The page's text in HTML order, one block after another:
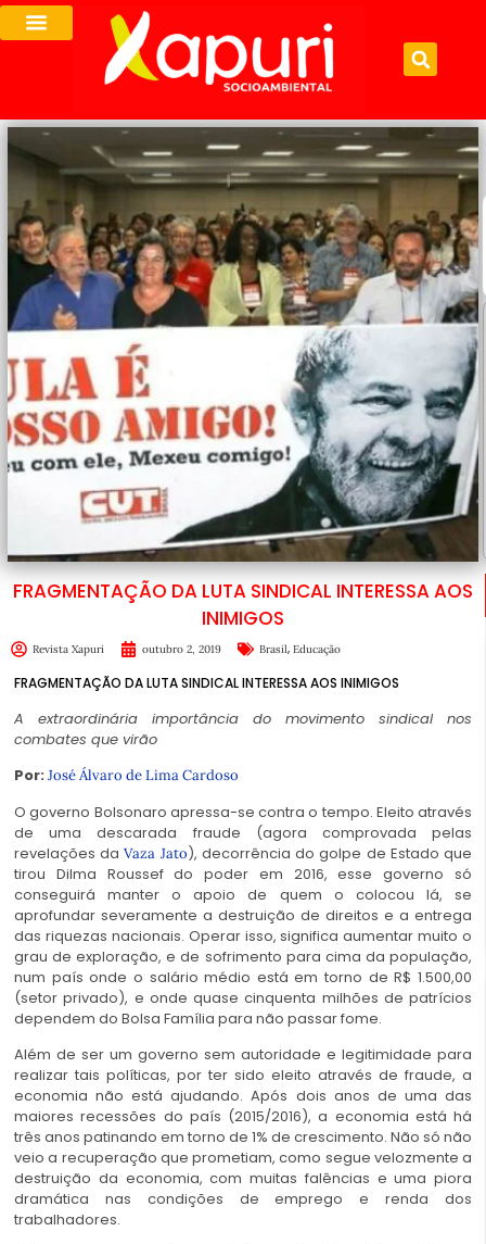
FRAGMENTAÇÃO DA LUTA SINDICAL INTERESSA AOS
INIMIGOS
Revista Xapuri outubro 2, 2019 Brasil, Educação
FRAGMENTAÇÃO DA LUTA SINDICAL INTERESSA AOS INIMIGOS
A extraordinária importância do movimento sindical nos
combates que virão
Por: José Álvaro de Lima Cardoso
O governo Bolsonaro apressa-se contra o tempo. Eleito através
de uma descarada fraude (agora comprovada pelas
revelações daVaza Jato), decorrência do golpe de Estado que
tirou Dilma Roussef do poder em 2016, esse governo só
conseguirá manter o apoio de quem o colocou lá, se
aprofundar severamente a destruição de direitos e a entrega
das riquezas nacionais. Operar isso, significa aumentar muito o
grau de exploração, e de sofrimento para cima da população,
num país onde o salário médio está em torno de R$ 1.500,00
(setor privado), e onde quase cinquenta milhões de patrícios
dependem do Bolsa Família para não passar fome.
Além de ser um governo sem autoridade e legitimidade para
realizar tais políticas, por ter sido eleito através de fraude, a
economia não está ajudando. Após dois anos de uma das
maiores recessões do país (2015/2016), a economia está há
três anos patinando em torno de 1% de crescimento. Não só não
veio a recuperação que prometiam, como segue velozmente a
destruição da economia, com muitas falências e uma piora
dramática nas condições de emprego e renda dos
trabalhadores.